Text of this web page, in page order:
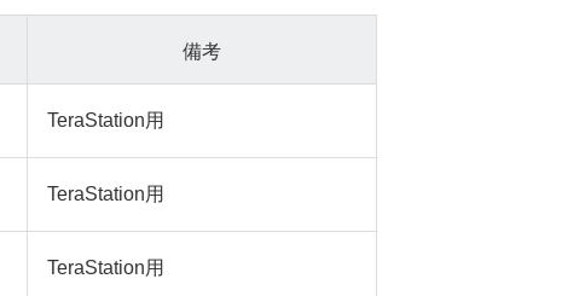
備考
TeraStation用
TeraStation用
TeraStation用